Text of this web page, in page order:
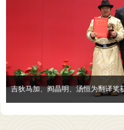
吉狄马加、阎晶明、汤恒为翻译奖